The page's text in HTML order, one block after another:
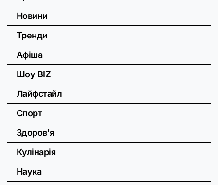
Новини
Тренди
Афіша
Шоу BIZ
Лайфстайл
Спорт
Здоров'я
Кулінарія
Наука